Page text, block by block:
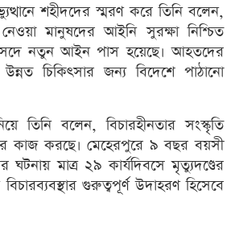
শহীদদের স্মরণ করে তিনি বলেন,
মানুষদের আইনি সুরক্ষা নিশ্চিত
নতুন আইন পাস হয়েছে। আহতদের
চিকিৎসার জন্য বিদেশে পাঠানো
তিনি বলেন, বিচারহীনতার সংস্কৃতি
কাজ করছে। মেহেরপুরে ৯ বছর বয়সী
ঘটনায় মাত্র ২৯ কার্যদিবসে মৃত্যুদণ্ডের
গুরুত্বপূর্ণ উদাহরণ হিসেবে